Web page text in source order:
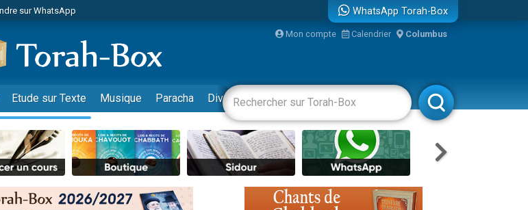
sur WhatsApp
don pour 5 jours de vacances aux Orphelins
don pour Diane, 80 ans, dans un appartement insalubre
une bénédiction
sur WhatsApp
don pour Sauvez la jambe de Yohan
groupe sur Zoom
Box Music
WhatsApp Torah-Box
Mon compte Calendrier Columbus
Etude sur Texte Musique Paracha Divertissements Livres Rabbanim